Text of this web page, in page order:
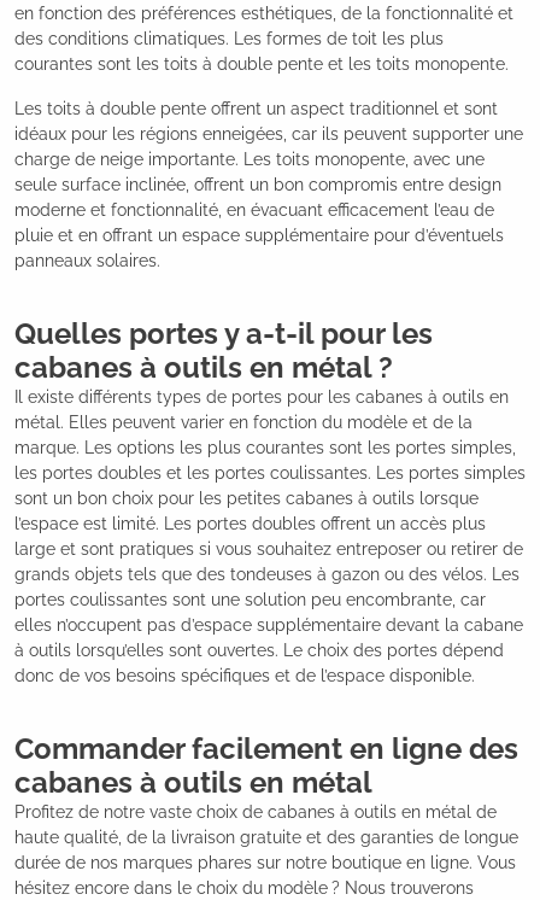
en fonction des préférences esthétiques, de la fonctionnalité et
des conditions climatiques. Les formes de toit les plus
courantes sont les toits à double pente et les toits monopente.
Les toits à double pente offrent un aspect traditionnel et sont
idéaux pour les régions enneigées, car ils peuvent supporter une
charge de neige importante. Les toits monopente, avec une
seule surface inclinée, offrent un bon compromis entre design
moderne et fonctionnalité, en évacuant efficacement l’eau de
pluie et en offrant un espace supplémentaire pour d’éventuels
panneaux solaires.
Quelles portes y a-t-il pour les
cabanes à outils en métal ?
Il existe différents types de portes pour les cabanes à outils en
métal. Elles peuvent varier en fonction du modèle et de la
marque. Les options les plus courantes sont les portes simples,
les portes doubles et les portes coulissantes. Les portes simples
sont un bon choix pour les petites cabanes à outils lorsque
l’espace est limité. Les portes doubles offrent un accès plus
large et sont pratiques si vous souhaitez entreposer ou retirer de
grands objets tels que des tondeuses à gazon ou des vélos. Les
portes coulissantes sont une solution peu encombrante, car
elles n’occupent pas d’espace supplémentaire devant la cabane
à outils lorsqu’elles sont ouvertes. Le choix des portes dépend
donc de vos besoins spécifiques et de l’espace disponible.
Commander facilement en ligne des
cabanes à outils en métal
Profitez de notre vaste choix de cabanes à outils en métal de
haute qualité, de la livraison gratuite et des garanties de longue
durée de nos marques phares sur notre boutique en ligne. Vous
hésitez encore dans le choix du modèle ? Nous trouverons